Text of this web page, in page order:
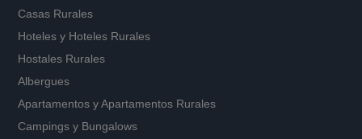
Casas Rurales
Hoteles y Hoteles Rurales
Hostales Rurales
Albergues
Apartamentos yApartamentos Rurales
Campings y Bungalows